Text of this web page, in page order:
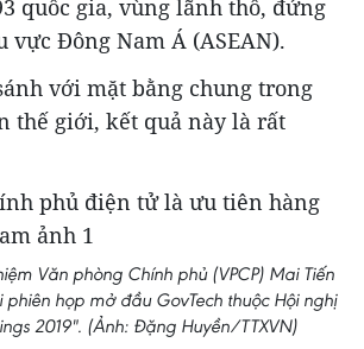
quốc gia, vùng lãnh thổ, đứng
vực Đông Nam Á (ASEAN).
với mặt bằng chung trong
thế giới, kết quả này là rất
Văn phòng Chính phủ (VPCP) Mai Tiến
họp mở đầu GovTech thuộc Hội nghị
2019". (Ảnh: Đặng Huyền/TTXVN)